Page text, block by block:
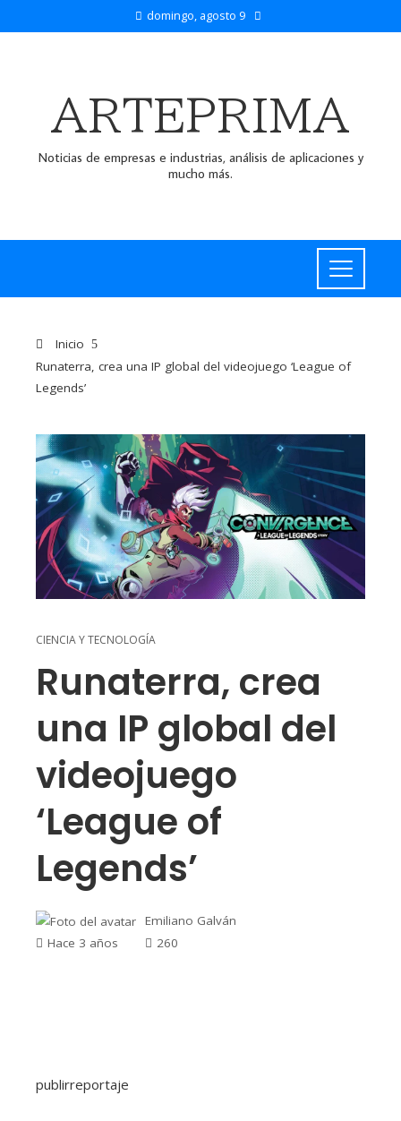
domingo, agosto 9
ARTEPRIMA
Noticias de empresas e industrias, análisis de aplicaciones y
mucho más.
Inicio
Runaterra, crea una IP global del videojuego ‘League of
Legends’
CIENCIA Y TECNOLOGÍA
Runaterra, crea
una IP global del
videojuego
‘League of
Legends’
Emiliano Galván
Hace 3 años
260
publirreportaje